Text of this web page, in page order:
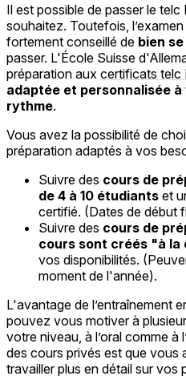
Il est possible de passer le
souhaitez. Toutefois,
fortement conseillé de bien
passer. L'École Suisse
préparation aux certificats telc
adaptée et personnalisée
rythme.
Vous avez la possibilité de
préparation adaptés à vos
Suivre des cours de
de 4 à 10 étudiants et
certifié. (Dates de début
Suivre des cours de
cours sont créés "à
vos disponibilités.
moment de l'année).
L'avantage de l’entraînement
pouvez vous motiver à
votre niveau, à l’oral comme à
des cours privés est que vous
travailler plus en détail sur vos